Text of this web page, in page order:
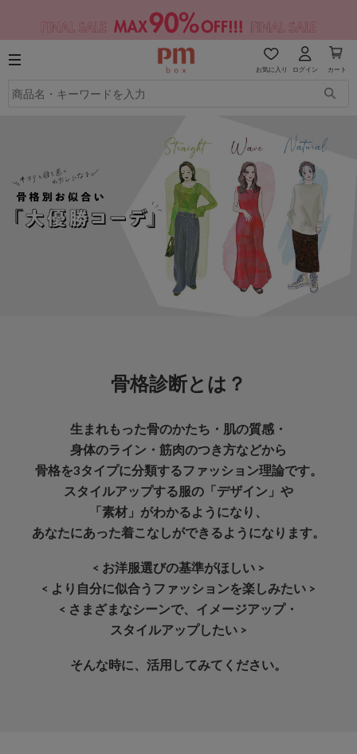
お気に入り ログイン カート
骨格診断とは？
生まれもった骨のかたち・肌の質感・
身体のライン・筋肉のつき方などから
骨格を3タイプに分類するファッション理論です。
スタイルアップする服の「デザイン」や
「素材」がわかるようになり、
あなたにあった着こなしができるようになります。
< お洋服選びの基準がほしい >
< より自分に似合うファッションを楽しみたい >
< さまざまなシーンで、イメージアップ・
スタイルアップしたい >
そんな時に、活用してみてください。